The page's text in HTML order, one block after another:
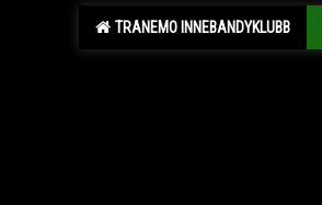
TRANEMO INNEBANDYKLUBB